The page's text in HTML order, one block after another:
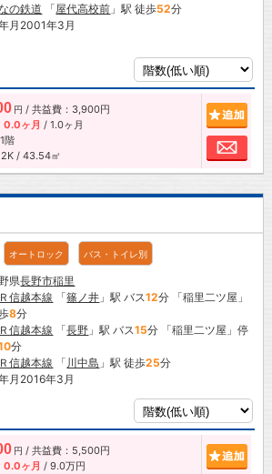
の鉄道 「屋代高校前 」駅 徒歩52分
月2001年3月
円 / 共益費：3,900円
0.0ヶ月 / 1.0ヶ月
階
/ 43.54㎡
お
オートロック バス・トイレ別
県長野市稲里
信越本線 「篠ノ井 」駅 バス12分 「稲里二ツ屋」
8分
信越本線 「長野 」駅 バス15分 「稲里二ツ屋」停
分
信越本線 「 川中島 」駅 徒歩25分
月2016年3月
円 / 共益費：5,500円
0.0ヶ月 / 9.0万円